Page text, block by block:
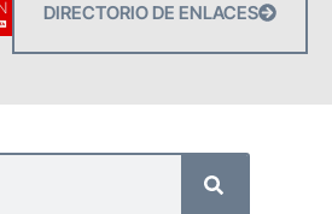
DIRECTORIO DE ENLACES